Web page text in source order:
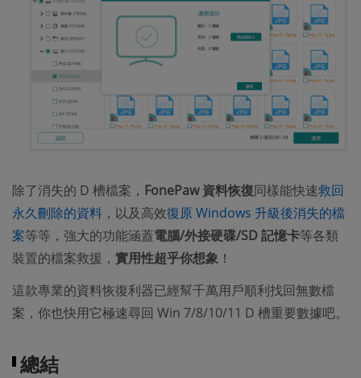
除了消失的 D 槽檔案， FonePaw 資料恢復同樣能快速救回
永久刪除的資料 ，以及高效復原 Windows 升級後消失的檔
案等等，強大的功能涵蓋電腦/外接硬碟/SD 記憶卡等各類
裝置的檔案救援， 實用性超乎你想象 ！
這款專業的資料恢復利器已經幫千萬用戶順利找回無數檔
案，你也快用它極速尋回 Win 7/8/10/11 D 槽重要數據吧。
總結